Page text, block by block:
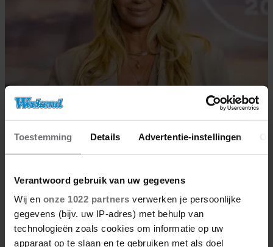
Toestemming Details Advertentie-instellingen
Verantwoord gebruik van uw gegevens
Wij en onze 1022 partners verwerken je persoonlijke
gegevens (bijv. uw IP-adres) met behulp van
technologieën zoals cookies om informatie op uw
apparaat op te slaan en te gebruiken met als doel
02/03/2026
ELLEMIEKE VERMOLEN HERDENKT
GEBOORTEDAG STILGEBOREN ZOON: